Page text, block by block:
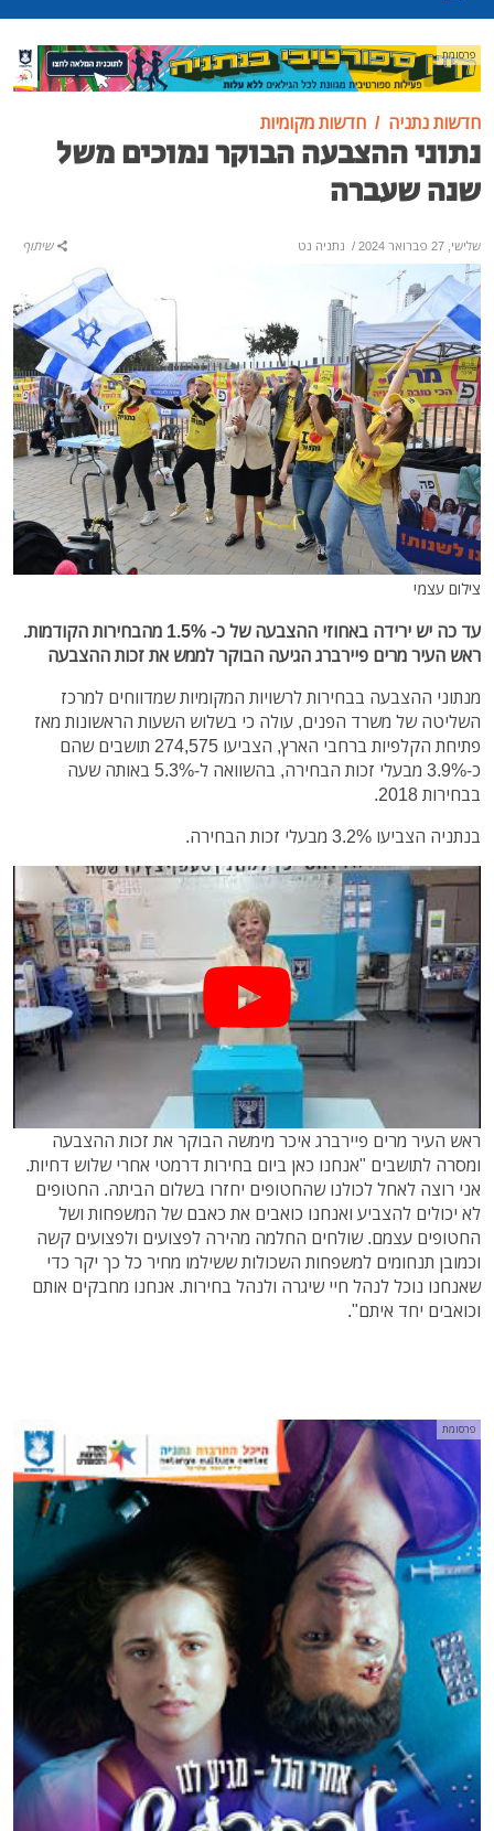
פרסומת
חדשות נתניה חדשות מקומיות
נתוני ההצבעה הבוקר נמוכים משל
שנה שעברה
שלישי, 27 פברואר 2024 / נתניה נט שיתוף
צילום עצמי
עד כה יש ירידה באחוזי ההצבעה של כ- 1.5% מהבחירות הקודמות.
ראש העיר מרים פיירברג הגיעה הבוקר לממש את זכות ההצבעה
מנתוני ההצבעה בבחירות לרשויות המקומיות שמדווחים למרכז
השליטה של משרד הפנים, עולה כי בשלוש השעות הראשונות מאז
פתיחת הקלפיות ברחבי הארץ, הצביעו 274,575 תושבים שהם
כ-3.9% מבעלי זכות הבחירה, בהשוואה ל-5.3% באותה שעה
בבחירות 2018.
בנתניה הצביעו 3.2% מבעלי זכות הבחירה.
ראש העיר מרים פיירברג איכר מימשה הבוקר את זכות ההצבעה
ומסרה לתושבים "אנחנו כאן ביום בחירות דרמטי אחרי שלוש דחיות.
אני רוצה לאחל לכולנו שהחטופים יחזרו בשלום הביתה. החטופים
לא יכולים להצביע ואנחנו כואבים את כאבם של המשפחות ושל
החטופים עצמם. שולחים החלמה מהירה לפצועים ולפצועים קשה
וכמובן תנחומים למשפחות השכולות ששילמו מחיר כל כך יקר כדי
שאנחנו נוכל לנהל חיי שיגרה ולנהל בחירות. אנחנו מחבקים אותם
וכואבים יחד איתם".
פרסומת